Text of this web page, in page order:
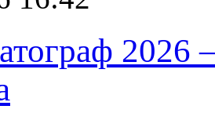
2026